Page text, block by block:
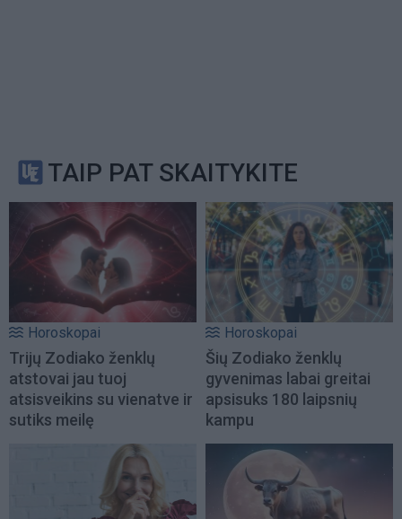
TAIP PAT SKAITYKITE
Horoskopai
Trijų Zodiako ženklų
atstovai jau tuoj
atsisveikins su vienatve ir
sutiks meilę
Horoskopai
Šių Zodiako ženklų
gyvenimas labai greitai
apsisuks 180 laipsnių
kampu